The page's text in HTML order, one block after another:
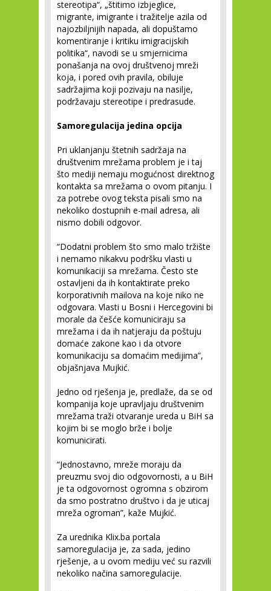
stereotipa“, „štitimo izbjeglice,
migrante, imigrante i tražitelje azila od
najozbiljnijih napada, ali dopuštamo
komentiranje i kritiku imigracijskih
politika“, navodi se u smjernicima
ponašanja na ovoj društvenoj mreži
koja, i pored ovih pravila, obiluje
sadržajima koji pozivaju na nasilje,
podržavaju stereotipe i predrasude.
Samoregulacija jedina opcija
Pri uklanjanju štetnih sadržaja na
društvenim mrežama problem je i taj
što mediji nemaju mogućnost direktnog
kontakta sa mrežama o ovom pitanju. I
za potrebe ovog teksta pisali smo na
nekoliko dostupnih e-mail adresa, ali
nismo dobili odgovor.
“Dodatni problem što smo malo tržište
i nemamo nikakvu podršku vlasti u
komunikaciji sa mrežama. Često ste
ostavljeni da ih kontaktirate preko
korporativnih mailova na koje niko ne
odgovara. Vlasti u Bosni i Hercegovini bi
morale da češće komuniciraju sa
mrežama i da ih natjeraju da poštuju
domaće zakone kao i da otvore
komunikaciju sa domaćim medijima”,
objašnjava Mujkić.
Jedno od rješenja je, predlaže, da se od
kompanija koje upravljaju društvenim
mrežama traži otvaranje ureda u BiH sa
kojim bi se moglo brže i bolje
komunicirati.
“Jednostavno, mreže moraju da
preuzmu svoj dio odgovornosti, a u BiH
je ta odgovornost ogromna s obzirom
da smo postratno društvo i da je uticaj
mreža ogroman”, kaže Mujkić.
Za urednika Klix.ba portala
samoregulacija je, za sada, jedino
rješenje, a u ovom mediju već su razvili
nekoliko načina samoregulacije.